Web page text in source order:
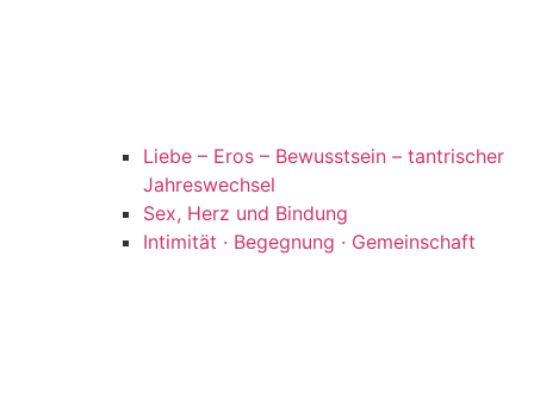
Liebe – Eros – Bewusstsein – tantrischer
Jahreswechsel
Sex, Herz und Bindung
Intimität · Begegnung · Gemeinschaft